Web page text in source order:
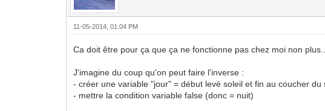
11-05-2014, 01:04 PM
Ca doit être pour ça que ça ne fonctionne pas chez moi non plus...
J'imagine du coup qu'on peut faire l'inverse :
- créer une variable "jour" = début levé soleil et fin au coucher du
- mettre la condition variable false (donc = nuit)